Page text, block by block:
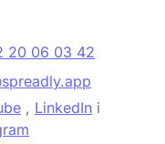
20 06 03 42
, LinkedIn i